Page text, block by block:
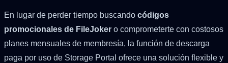
En lugar de perder tiempo buscando códigos
promocionales de FileJoker o comprometerte con costosos
planes mensuales de membresía, la función de descarga
paga por uso de Storage Portal ofrece una solución flexible y